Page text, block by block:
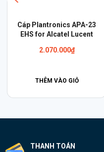
Cáp Plantronics APA-23
EHS for Alcatel Lucent
2.070.000₫
THÊM VÀO GIỎ
THANH TOÁN